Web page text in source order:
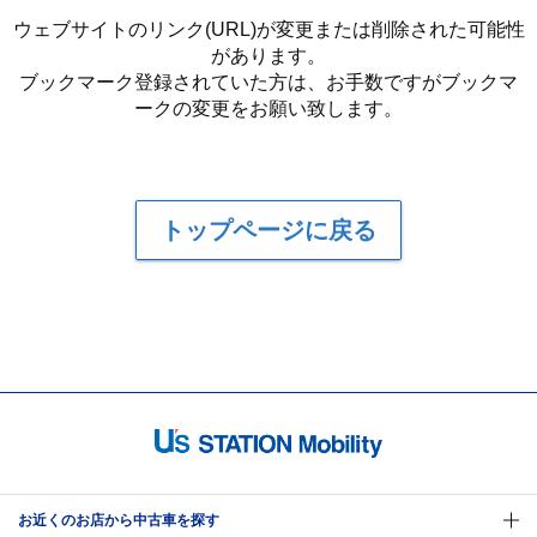
ウェブサイトのリンク(URL)が変更または削除された可能性
があります。
ブックマーク登録されていた方は、お手数ですがブックマ
ークの変更をお願い致します。
トップページに戻る
お近くのお店から中古車を探す